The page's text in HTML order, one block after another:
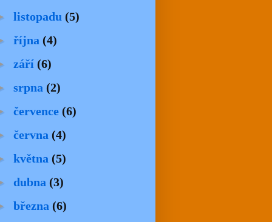
listopadu (5)
října (4)
září (6)
srpna (2)
července (6)
června (4)
května (5)
dubna (3)
března (6)